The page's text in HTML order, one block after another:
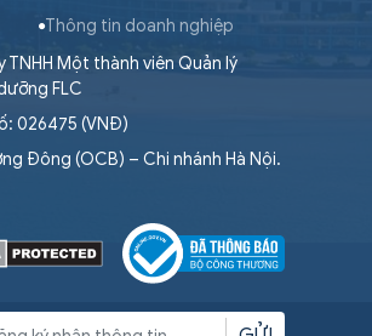
Thông tin doanh nghiệp
Một thành viên Quản lý
FLC
026475 (VNĐ)
Đông (OCB) – Chi nhánh Hà Nội.